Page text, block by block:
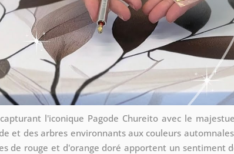
l'iconique Pagode Chureito avec le
et des arbres environnants aux couleurs
de rouge et d'orange doré apportent un sentiment